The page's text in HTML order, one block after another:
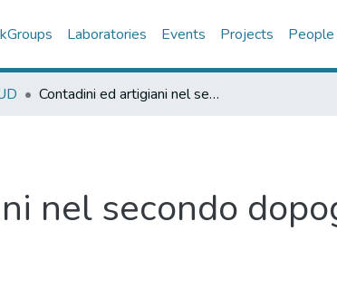
Laboratories Events Projects People
Contadini ed artigiani nel secondo dopoguerra
nel secondo